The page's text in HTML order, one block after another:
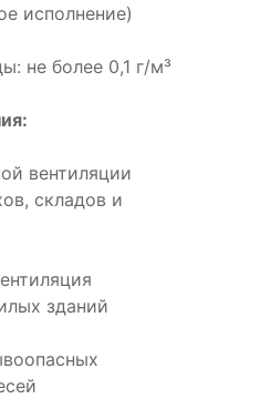
исполнение)
не более 0,1 г/м³
вентиляции
складов и
зданий